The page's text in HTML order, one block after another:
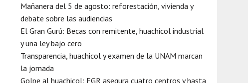
Mañanera del 5 de agosto: reforestación, vivienda y
debate sobre las audiencias
El Gran Gurú: Becas con remitente, huachicol industrial
y una ley bajo cero
Transparencia, huachicol y examen de la UNAM marcan
la jornada
Golpe al huachicol: FGR asegura cuatro centros y hasta